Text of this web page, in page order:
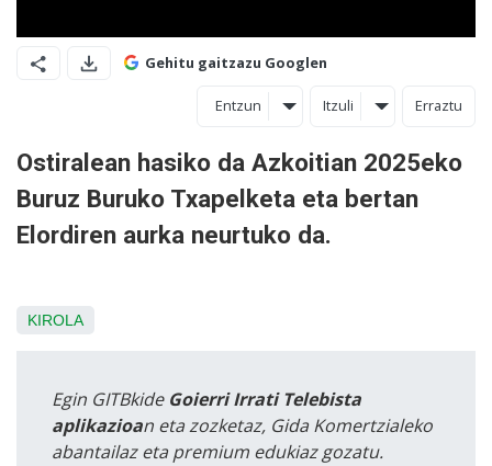
Gehitu gaitzazu Googlen
Entzun Itzuli Erraztu
Ostiralean hasiko da Azkoitian 2025eko
Buruz Buruko Txapelketa eta bertan
Elordiren aurka neurtuko da.
KIROLA
Egin GITBkide Goierri Irrati Telebista
aplikazioan eta zozketaz, Gida Komertzialeko
abantailaz eta premium edukiaz gozatu.